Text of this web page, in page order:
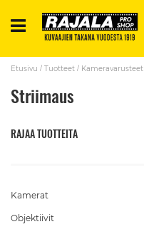
Etusivu Tuotteet Kameravarusteet
Striimaus
Kamerat
Objektiivit
RAJAA TUOTTEITA